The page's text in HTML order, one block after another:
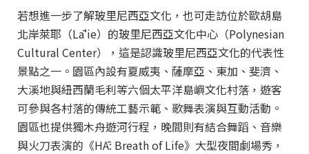
若想進一步了解玻里尼西亞文化，也可走訪位於歐胡島
北岸萊耶（Lāʻie）的玻里尼西亞文化中心（Polynesian
Cultural Center），這是認識玻里尼西亞文化的代表性
景點之一。園區內設有夏威夷、薩摩亞、東加、斐濟、
大溪地與紐西蘭毛利等六個太平洋島嶼文化村落，遊客
可參與各村落的傳統工藝示範、歌舞表演與互動活動。
園區也提供獨木舟遊河行程，晚間則有結合舞蹈、音樂
與火刀表演的《HĀ: Breath of Life》大型夜間劇場秀，